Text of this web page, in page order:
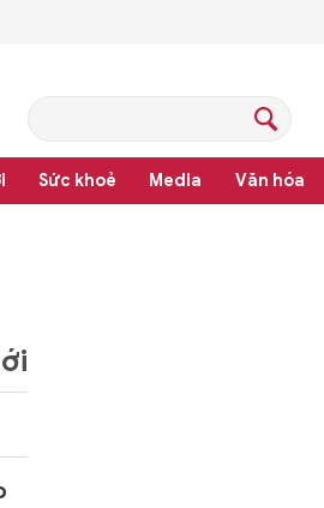
Sức khoẻ Media Văn hóa
thống văn bản quy phạm pháp luật